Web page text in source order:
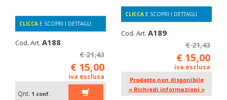
CLICCA E SCOPRI I DETTAGLI
Cod. Art. A188
€ 21,43
€ 15,00
iva esclusa
Qnt. 1 conf.
CLICCA E SCOPRI I DETTAGLI
Cod. Art. A189
€ 21,43
€ 15,00
iva esclusa
Prodotto non disponibile
» Richiedi informazioni «